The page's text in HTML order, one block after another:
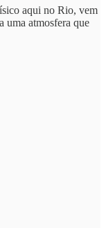
aqui no Rio, vem
uma atmosfera que